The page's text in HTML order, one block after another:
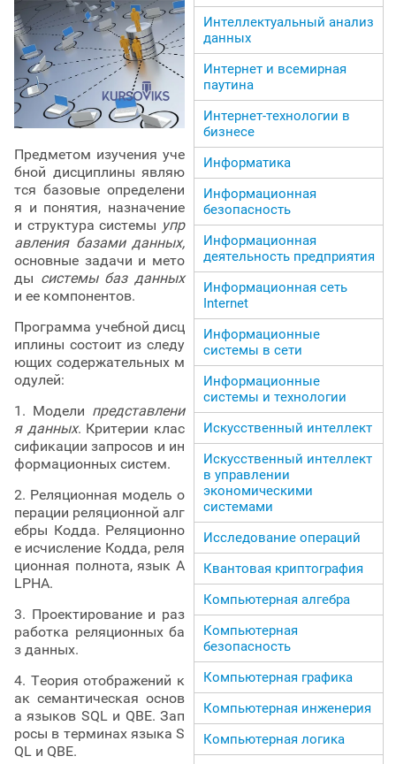
Предметом изучения уче
бной дисциплины являю
тся базовые определени
я и понятия, назначение
и структура системы упр
авления базами данных,
основные задачи и мето
ды системы баз данных
и ее компонентов.
Программа учебной дисц
иплины состоит из следу
ющих содержательных м
одулей:
1. Модели представлени
я данных. Критерии клас
сификации запросов и ин
формационных систем.
2. Реляционная модель о
перации реляционной алг
ебры Кодда. Реляционно
е исчисление Кодда, реля
ционная полнота, язык A
LPHA.
3. Проектирование и раз
работка реляционных ба
з данных.
4. Теория отображений к
ак семантическая основ
а языков SQL и QBE. Зап
росы в терминах языка S
QL и QBE.
Интеллектуальный анализ
данных
Интернет и всемирная
паутина
Интернет-технологии в
бизнесе
Информатика
Информационная
безопасность
Информационная
деятельность предприятия
Информационная сеть
Internet
Информационные
системы в сети
Информационные
системы и технологии
Искусственный интеллект
Искусственный интеллект
в управлении
экономическими
системами
Исследование операций
Квантовая криптография
Компьютерная алгебра
Компьютерная
безопасность
Компьютерная графика
Компьютерная инженерия
Компьютерная логика